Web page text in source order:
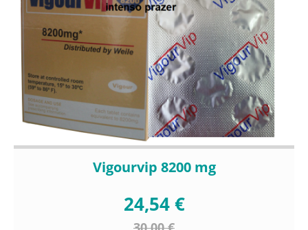
Vigourvip 8200 mg
24,54 €